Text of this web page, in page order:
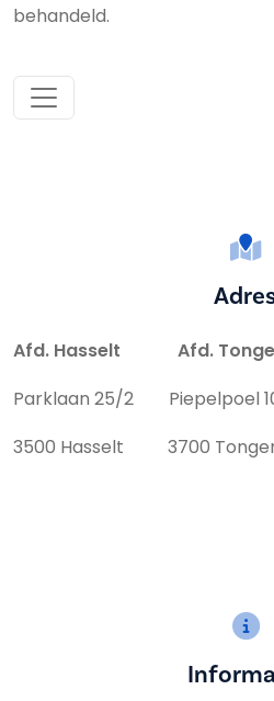
behandeld.
Afd. Hasselt Afd.
Parklaan 25/2 Piepelpoel
3500 Hasselt 3700